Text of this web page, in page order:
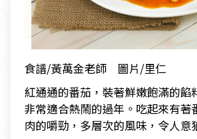
食譜/黃萬金老師 圖片/里仁
紅通通的番茄，裝著鮮嫩飽滿的餡
非常適合熱鬧的過年。吃起來有著
肉的嚼勁，多層次的風味，令人意